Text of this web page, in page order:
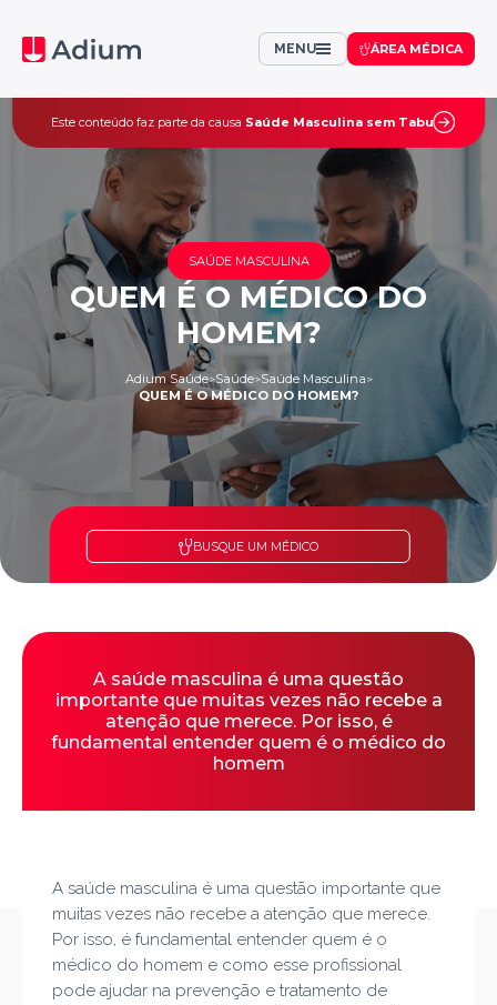
ÁREA MÉDICA
MENU
Este conteúdo faz parte da causa Saúde Masculina sem Tabu
SAÚDE MASCULINA
QUEM É O MÉDICO DO
HOMEM?
Adium Saúde>Saúde>Saúde Masculina>
QUEM É O MÉDICO DO HOMEM?
BUSQUE UM MÉDICO
A saúde masculina é uma questão
importante que muitas vezes não recebe a
atenção que merece. Por isso, é
fundamental entender quem é o médico do
homem
A saúde masculina é uma questão importante que
muitas vezes não recebe a atenção que merece.
Por isso, é fundamental entender quem é o
médico do homem e como esse profissional
pode ajudar na prevenção e tratamento de